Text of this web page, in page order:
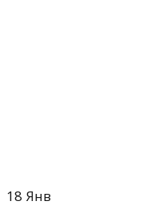
18 Янв